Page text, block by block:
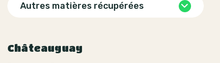
Autres matières récupérées
Châteauguay